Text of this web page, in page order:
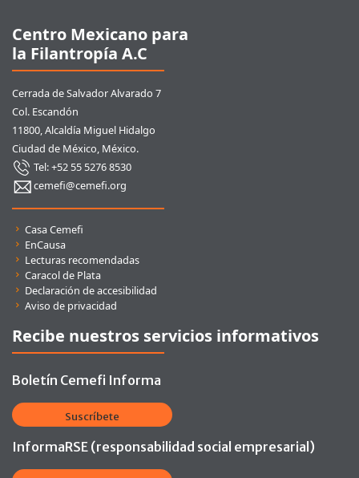
Centro Mexicano para
la Filantropía A.C
Cerrada de Salvador Alvarado 7
Col. Escandón
11800, Alcaldía Miguel Hidalgo
Ciudad de México, México.
Tel: +52 55 5276 8530
cemefi@cemefi.org
Enlaces rápidos
Casa Cemefi
EnCausa
Lecturas recomendadas
Caracol de Plata
Declaración de accesibilidad
Aviso de privacidad
Recibe nuestros servicios informativos
Boletín Cemefi Informa
Suscríbete
InformaRSE (responsabilidad social empresarial)